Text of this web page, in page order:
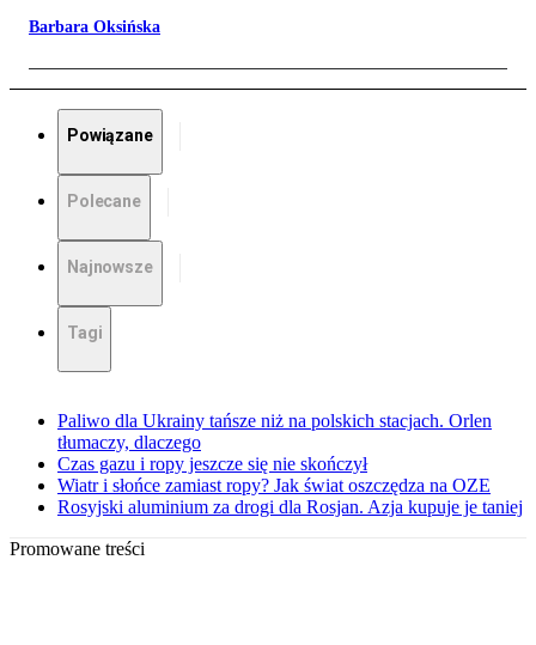
Barbara Oksińska
Powiązane
Polecane
Najnowsze
Tagi
Paliwo dla Ukrainy tańsze niż na polskich stacjach. Orlen
tłumaczy, dlaczego
Czas gazu i ropy jeszcze się nie skończył
Wiatr i słońce zamiast ropy? Jak świat oszczędza na OZE
Rosyjski aluminium za drogi dla Rosjan. Azja kupuje je taniej
Promowane treści